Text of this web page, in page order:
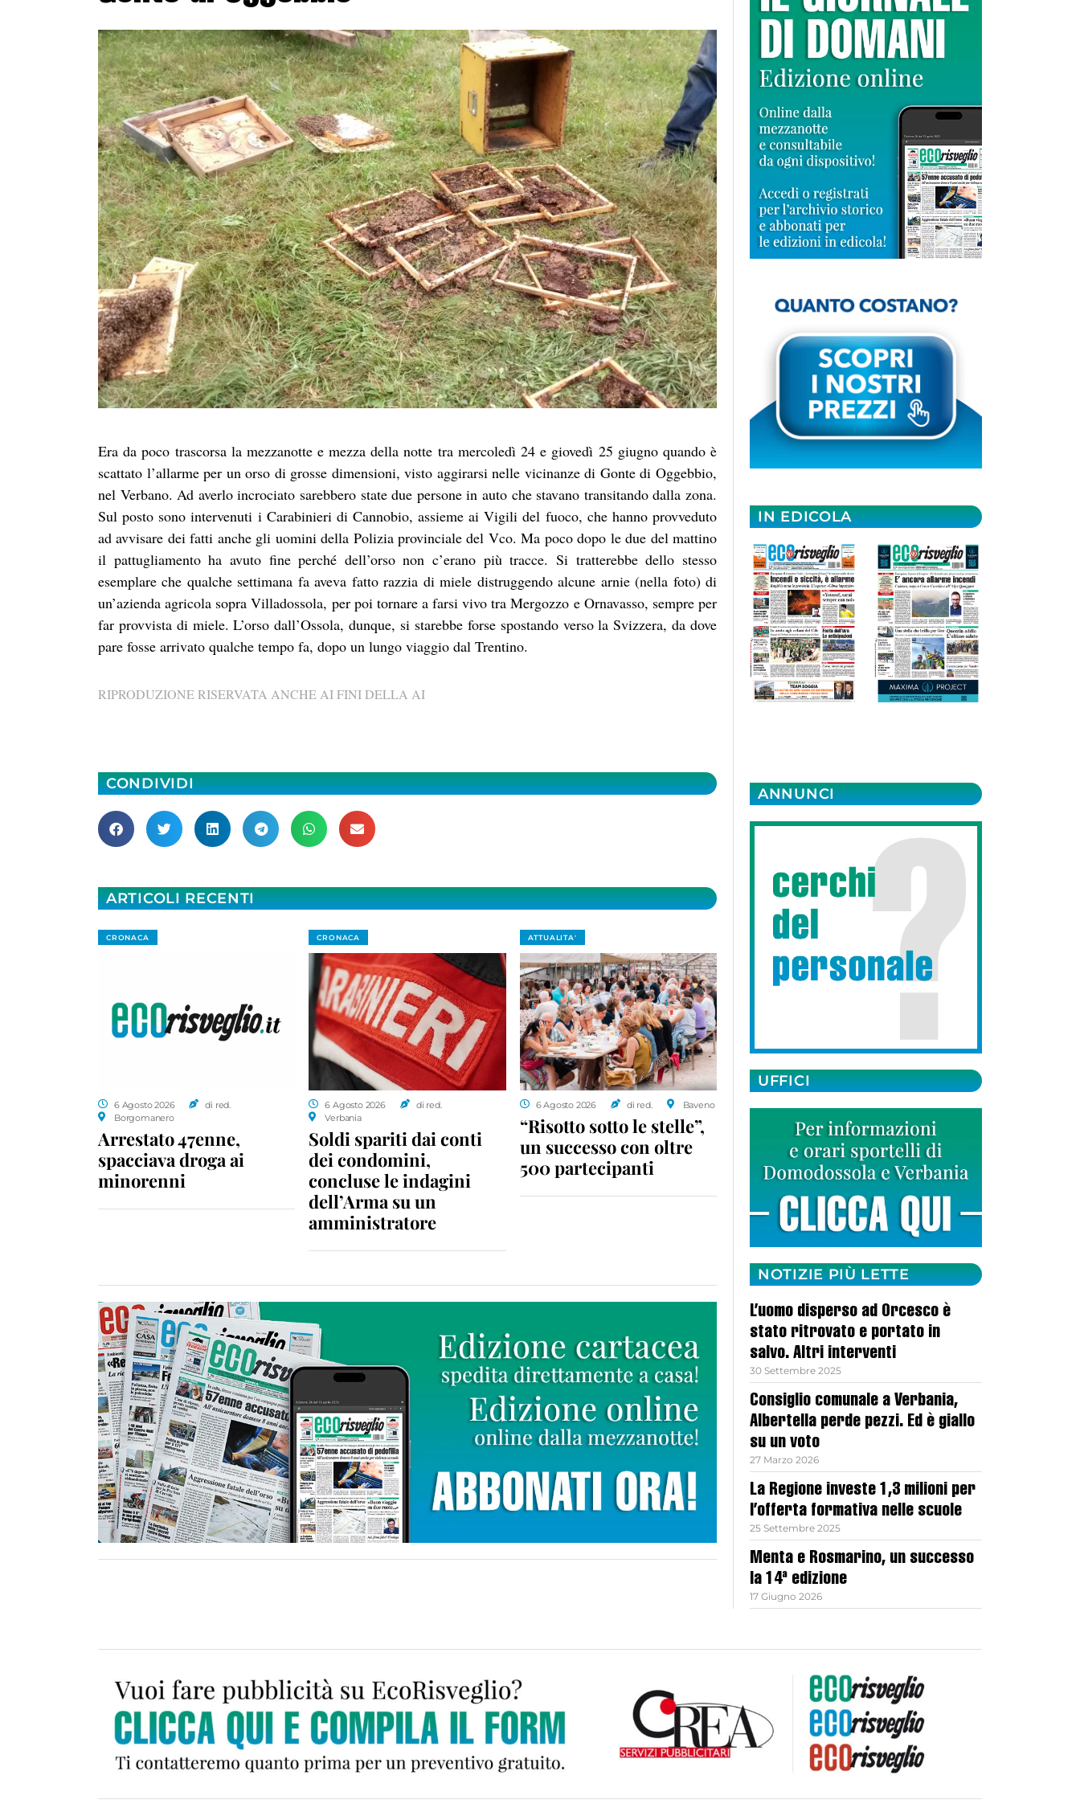
Era da poco trascorsa la mezzanotte e mezza della notte tra mercoledì 24 e giovedì 25 giugno quando è
scattato l’allarme per un orso di grosse dimensioni, visto aggirarsi nelle vicinanze di Gonte di Oggebbio,
nel Verbano. Ad averlo incrociato sarebbero state due persone in auto che stavano transitando dalla zona.
Sul posto sono intervenuti i Carabinieri di Cannobio, assieme ai Vigili del fuoco, che hanno provveduto
ad avvisare dei fatti anche gli uomini della Polizia provinciale del Vco. Ma poco dopo le due del mattino
il pattugliamento ha avuto fine perché dell’orso non c’erano più tracce. Si tratterebbe dello stesso
esemplare che qualche settimana fa aveva fatto razzia di miele distruggendo alcune arnie (nella foto) di
un’azienda agricola sopra Villadossola, per poi tornare a farsi vivo tra Mergozzo e Ornavasso, sempre per
far provvista di miele. L’orso dall’Ossola, dunque, si starebbe forse spostando verso la Svizzera, da dove
pare fosse arrivato qualche tempo fa, dopo un lungo viaggio dal Trentino.
RIPRODUZIONE RISERVATA ANCHE AI FINI DELLA AI
CONDIVIDI
ARTICOLI RECENTI
CRONACA
6 Agosto 2026
di red.
Borgomanero
Arrestato 47enne,
spacciava droga ai
minorenni
CRONACA
6 Agosto 2026
di red.
Verbania
Soldi spariti dai conti
dei condomini,
concluse le indagini
dell’Arma su un
amministratore
ATTUALITA'
6 Agosto 2026 di red. Baveno
“Risotto sotto le stelle”,
un successo con oltre
500 partecipanti
IN EDICOLA
ANNUNCI
UFFICI
NOTIZIE PIÙ LETTE
L’uomo disperso ad Orcesco è
stato ritrovato e portato in
salvo. Altri interventi
30 Settembre 2025
Consiglio comunale a Verbania,
Albertella perde pezzi. Ed è giallo
su un voto
27 Marzo 2026
La Regione investe 1,3 milioni per
l’offerta formativa nelle scuole
25 Settembre 2025
Menta e Rosmarino, un successo
la 14ª edizione
17 Giugno 2026